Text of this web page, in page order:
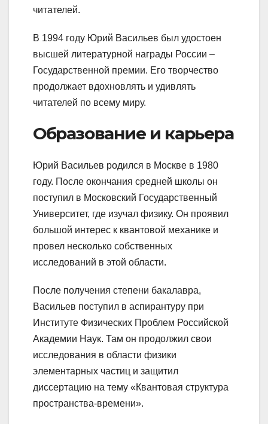
читателей.
В 1994 году Юрий Васильев был удостоен
высшей литературной награды России –
Государственной премии. Его творчество
продолжает вдохновлять и удивлять
читателей по всему миру.
Образование и карьера
Юрий Васильев родился в Москве в 1980
году. После окончания средней школы он
поступил в Московский Государственный
Университет, где изучал физику. Он проявил
большой интерес к квантовой механике и
провел несколько собственных
исследований в этой области.
После получения степени бакалавра,
Васильев поступил в аспирантуру при
Институте Физических Проблем Российской
Академии Наук. Там он продолжил свои
исследования в области физики
элементарных частиц и защитил
диссертацию на тему «Квантовая структура
пространства-времени».